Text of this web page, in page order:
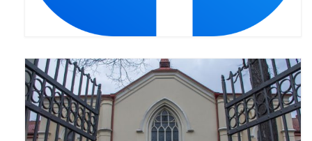
Pasterka 2021
Odpust 2021
Kościół Stacyjny Wielkiego Postu 2021
Pierwsza Komunia Święta